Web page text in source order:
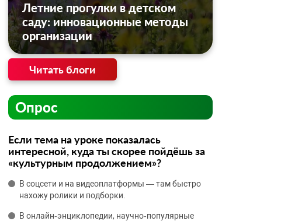
Летние прогулки в детском
саду: инновационные методы
организации
Читать блоги
Опрос
Если тема на уроке показалась
интересной, куда ты скорее пойдёшь за
«культурным продолжением»?
В соцсети и на видеоплатформы — там быстро
нахожу ролики и подборки.
В онлайн‑энциклопедии, научно‑популярные